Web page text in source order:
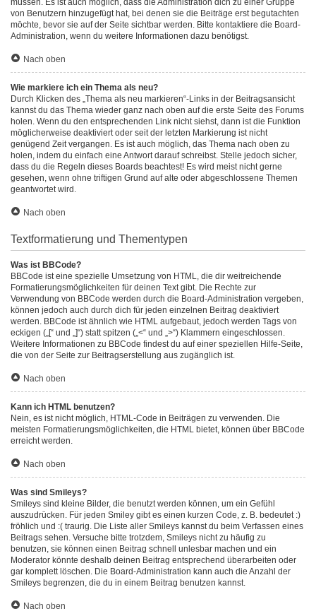
müssen. Es ist auch möglich, dass die Administration dich zu einer Gruppe
von Benutzern hinzugefügt hat, bei denen sie die Beiträge erst begutachten
möchte, bevor sie auf der Seite sichtbar werden. Bitte kontaktiere die Board-
Administration, wenn du weitere Informationen dazu benötigst.
Nach oben
Wie markiere ich ein Thema als neu?
Durch Klicken des „Thema als neu markieren“-Links in der Beitragsansicht
kannst du das Thema wieder ganz nach oben auf die erste Seite des Forums
holen. Wenn du den entsprechenden Link nicht siehst, dann ist die Funktion
möglicherweise deaktiviert oder seit der letzten Markierung ist nicht
genügend Zeit vergangen. Es ist auch möglich, das Thema nach oben zu
holen, indem du einfach eine Antwort darauf schreibst. Stelle jedoch sicher,
dass du die Regeln dieses Boards beachtest! Es wird meist nicht gerne
gesehen, wenn ohne triftigen Grund auf alte oder abgeschlossene Themen
geantwortet wird.
Nach oben
Textformatierung und Thementypen
Was ist BBCode?
BBCode ist eine spezielle Umsetzung von HTML, die dir weitreichende
Formatierungsmöglichkeiten für deinen Text gibt. Die Rechte zur
Verwendung von BBCode werden durch die Board-Administration vergeben,
können jedoch auch durch dich für jeden einzelnen Beitrag deaktiviert
werden. BBCode ist ähnlich wie HTML aufgebaut, jedoch werden Tags von
eckigen („[“ und „]“) statt spitzen („<“ und „>“) Klammern eingeschlossen.
Weitere Informationen zu BBCode findest du auf einer speziellen Hilfe-Seite,
die von der Seite zur Beitragserstellung aus zugänglich ist.
Nach oben
Kann ich HTML benutzen?
Nein, es ist nicht möglich, HTML-Code in Beiträgen zu verwenden. Die
meisten Formatierungsmöglichkeiten, die HTML bietet, können über BBCode
erreicht werden.
Nach oben
Was sind Smileys?
Smileys sind kleine Bilder, die benutzt werden können, um ein Gefühl
auszudrücken. Für jeden Smiley gibt es einen kurzen Code, z. B. bedeutet :)
fröhlich und :( traurig. Die Liste aller Smileys kannst du beim Verfassen eines
Beitrags sehen. Versuche bitte trotzdem, Smileys nicht zu häufig zu
benutzen, sie können einen Beitrag schnell unlesbar machen und ein
Moderator könnte deshalb deinen Beitrag entsprechend überarbeiten oder
gar komplett löschen. Die Board-Administration kann auch die Anzahl der
Smileys begrenzen, die du in einem Beitrag benutzen kannst.
Nach oben